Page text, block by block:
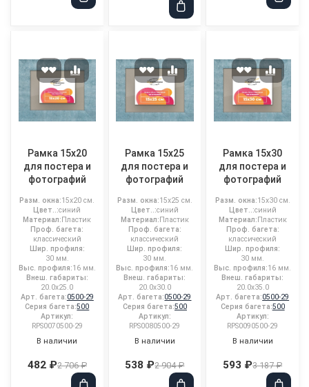
Рамка 15x20
для постера и
фотографий
Разм. окна:15x20 см.
Цвет..:синий
Материал:Пластик
Проф. багета:
классический
Шир. профиля:
30 мм.
Выс. профиля:16 мм.
Внеш. габариты:
20.0x25.0
Арт. багета:0500-29
Серия багета:500
Артикул:
RPS0070500-29
В наличии
482 ₽2 706 ₽
Рамка 15x25
для постера и
фотографий
Разм. окна:15x25 см.
Цвет..:синий
Материал:Пластик
Проф. багета:
классический
Шир. профиля:
30 мм.
Выс. профиля:16 мм.
Внеш. габариты:
20.0x30.0
Арт. багета:0500-29
Серия багета:500
Артикул:
RPS0080500-29
В наличии
538 ₽2 904 ₽
Рамка 15x30
для постера и
фотографий
Разм. окна:15x30 см.
Цвет..:синий
Материал:Пластик
Проф. багета:
классический
Шир. профиля:
30 мм.
Выс. профиля:16 мм.
Внеш. габариты:
20.0x35.0
Арт. багета:0500-29
Серия багета:500
Артикул:
RPS0090500-29
В наличии
593 ₽3 187 ₽